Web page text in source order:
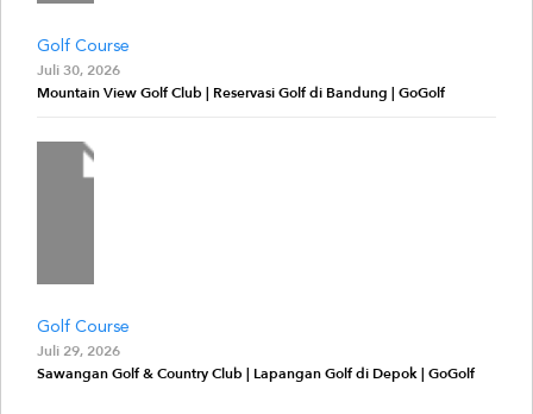
Golf Course
Juli 30, 2026
Mountain View Golf Club | Reservasi Golf di Bandung | GoGolf
Golf Course
Juli 29, 2026
Sawangan Golf & Country Club | Lapangan Golf di Depok | GoGolf